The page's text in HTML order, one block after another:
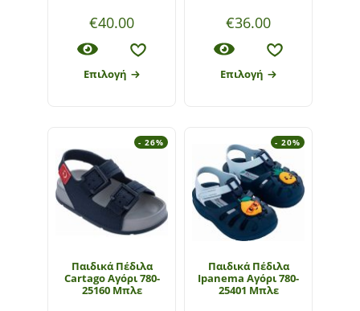
€40.00
Επιλογή
€36.00
Επιλογή
- 26%
Παιδικά Πέδιλα
Cartago Αγόρι 780-
25160 Μπλε
- 20%
Παιδικά Πέδιλα
Ipanema Αγόρι 780-
25401 Μπλε